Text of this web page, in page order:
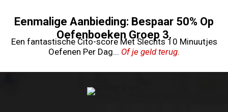
naarEenmalige Aanbieding: Bespaar 50% Op
Oefenboeken Groep 3.
Een fantastische Cito-score Met Slechts 10 Minuutjes
Oefenen Per Dag... Of je geld terug.